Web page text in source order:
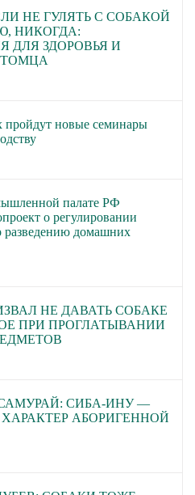
НЕ ГУЛЯТЬ С СОБАКОЙ
НИКОГДА:
ДЛЯ ЗДОРОВЬЯ И
пройдут новые семинары
палате РФ
о регулировании
разведению домашних
НЕ ДАВАТЬ СОБАКЕ
ПРИ ПРОГЛАТЫВАНИИ
СИБА-ИНУ —
АБОРИГЕННОЙ